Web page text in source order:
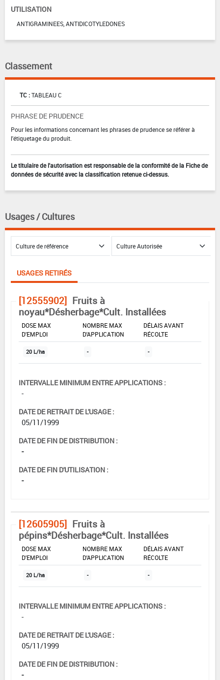
UTILISATION
ANTIGRAMINEES, ANTIDICOTYLEDONES
Classement
TC :TABLEAU C
PHRASE DE PRUDENCE
Pour les informations concernant les phrases de prudence se référer à
l'étiquetage du produit.
Le titulaire de l'autorisation est responsable de la conformité de la Fiche de
données de sécurité avec la classification retenue ci-dessus.
Usages / Cultures
USAGES RETIRÉS
[12555902] Fruits à
noyau*Désherbage*Cult. Installées
DOSE MAX
D'EMPLOI
NOMBRE MAX
D'APPLICATION
DÉLAIS AVANT
RÉCOLTE
20 L/ha - -
INTERVALLE MINIMUM ENTRE APPLICATIONS :
-
DATE DE RETRAIT DE L'USAGE :
05/11/1999
DATE DE FIN DE DISTRIBUTION :
-
DATE DE FIN D'UTILISATION :
-
[12605905] Fruits à
pépins*Désherbage*Cult. Installées
DOSE MAX
D'EMPLOI
NOMBRE MAX
D'APPLICATION
DÉLAIS AVANT
RÉCOLTE
20 L/ha - -
INTERVALLE MINIMUM ENTRE APPLICATIONS :
-
DATE DE RETRAIT DE L'USAGE :
05/11/1999
DATE DE FIN DE DISTRIBUTION :
-